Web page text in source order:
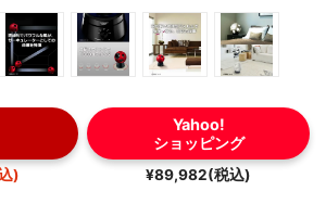
)
Yahoo!
ショッピング
¥89,982(税込)